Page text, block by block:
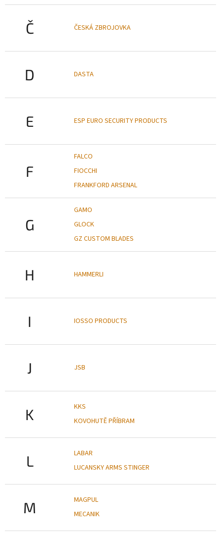
Č ČESKÁ ZBROJOVKA
D DASTA
E ESP EURO SECURITY PRODUCTS
F
FALCO
FIOCCHI
FRANKFORD ARSENAL
G
GAMO
GLOCK
GZ CUSTOM BLADES
H HAMMERLI
I IOSSO PRODUCTS
J JSB
K
KKS
KOVOHUTĚ PŘÍBRAM
L
LABAR
LUCANSKY ARMS STINGER
M
MAGPUL
MECANIK